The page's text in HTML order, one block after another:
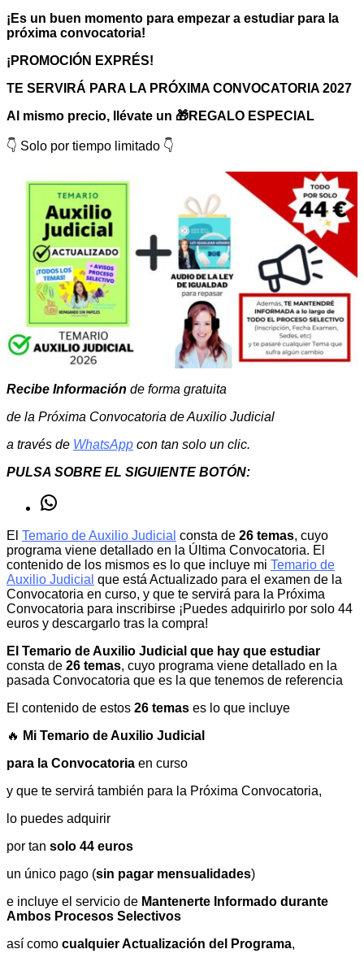
¡Es un buen momento para empezar a estudiar para la
próxima convocatoria!
¡PROMOCIÓN EXPRÉS!
TE SERVIRÁ PARA LA PRÓXIMA CONVOCATORIA 2027
Al mismo precio, llévate un 🎁REGALO ESPECIAL
👇 Solo por tiempo limitado 👇
Recibe Información de forma gratuita
de la Próxima Convocatoria de Auxilio Judicial
a través de WhatsApp con tan solo un clic.
PULSA SOBRE EL SIGUIENTE BOTÓN:
El Temario de Auxilio Judicial consta de 26 temas, cuyo
programa viene detallado en la Última Convocatoria. El
contenido de los mismos es lo que incluye mi Temario de
Auxilio Judicial que está Actualizado para el examen de la
Convocatoria en curso, y que te servirá para la Próxima
Convocatoria para inscribirse ¡Puedes adquirirlo por solo 44
euros y descargarlo tras la compra!
El Temario de Auxilio Judicial que hay que estudiar
consta de 26 temas, cuyo programa viene detallado en la
pasada Convocatoria que es la que tenemos de referencia
El contenido de estos 26 temas es lo que incluye
🔥 Mi Temario de Auxilio Judicial
para la Convocatoria en curso
y que te servirá también para la Próxima Convocatoria,
lo puedes adquirir
por tan solo 44 euros
un único pago (sin pagar mensualidades)
e incluye el servicio de Mantenerte Informado durante
Ambos Procesos Selectivos
así como cualquier Actualización del Programa,